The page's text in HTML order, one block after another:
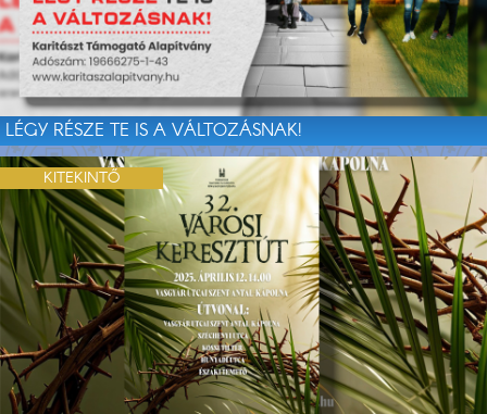
LÉGY RÉSZE TE IS A VÁLTOZÁSNAK!
KITEKINTŐ